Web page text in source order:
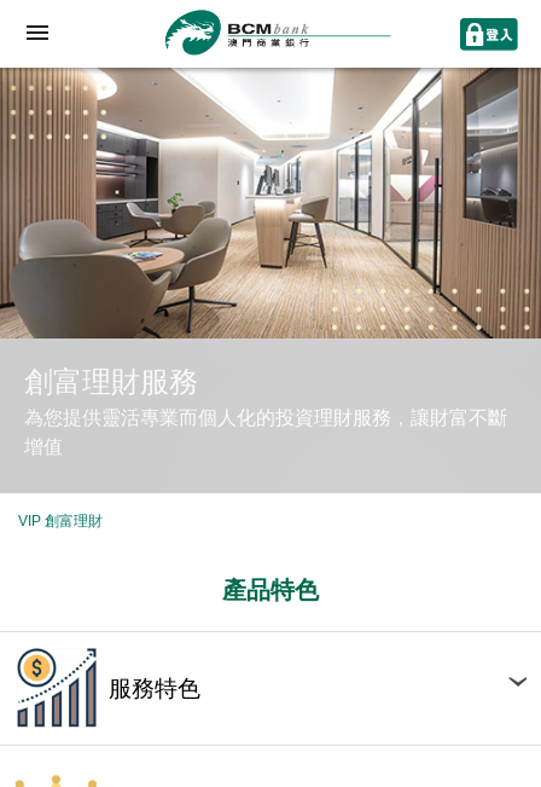
創富理財服務
為您提供靈活專業而個人化的投資理財服務，讓財富不斷
增值
VIP 創富理財
產品特色
服務特色